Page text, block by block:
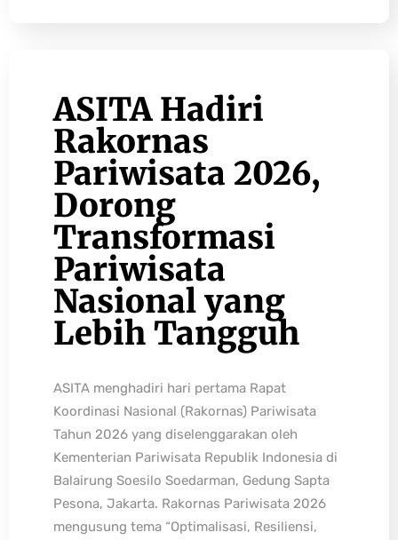
ASITA Hadiri
Rakornas
Pariwisata 2026,
Dorong
Transformasi
Pariwisata
Nasional yang
Lebih Tangguh
ASITA menghadiri hari pertama Rapat
Koordinasi Nasional (Rakornas) Pariwisata
Tahun 2026 yang diselenggarakan oleh
Kementerian Pariwisata Republik Indonesia di
Balairung Soesilo Soedarman, Gedung Sapta
Pesona, Jakarta. Rakornas Pariwisata 2026
mengusung tema “Optimalisasi, Resiliensi,